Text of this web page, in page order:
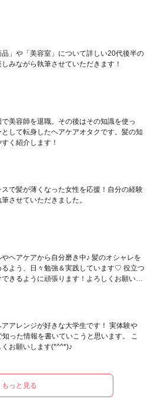
品」や「美容室」について詳しい20代後半の
みながら執筆させていただきます！
美容師を退職。その後はその知識を使っ
して転身したヘアケアオタクです。髪の知
く紹介します！
スで髪が薄くなった女性を応援！自分の経験
させていただきました。
ヘアケアから自分磨き中♪ 髪のオシャレを
るよう、日々勉強＆実践しています♡ 役立つ
きるように頑張ります！よろしくお願いし
アレンジが好きな大学生です！ 実体験や
った情報を書いていこうと思います。 こ
お願いします(*^^*)♪
もっと見る